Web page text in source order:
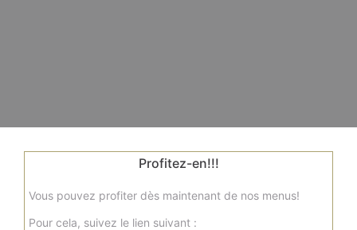
Profitez-en!!!
Vous pouvez profiter dès maintenant de nos menus!
Pour cela, suivez le lien suivant :